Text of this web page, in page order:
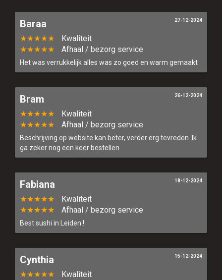
Baraa
★★★★★
Kwaliteit
★★★★★
Afhaal / bezorg service
Het was verrukkelijk alles was zo goed en warm gemaakt
27-12-2024
Bram
★★★★★
Kwaliteit
★★★★★
Afhaal / bezorg service
Beschrijving op website kan beter, verder erg tevreden. Ik
ga zeker nog een keer bestellen
26-12-2024
Fabiana
★★★★★
Kwaliteit
★★★★★
Afhaal / bezorg service
Best sushi in Leiden !
18-12-2024
Cynthia
★★★★★
Kwaliteit
15-12-2024